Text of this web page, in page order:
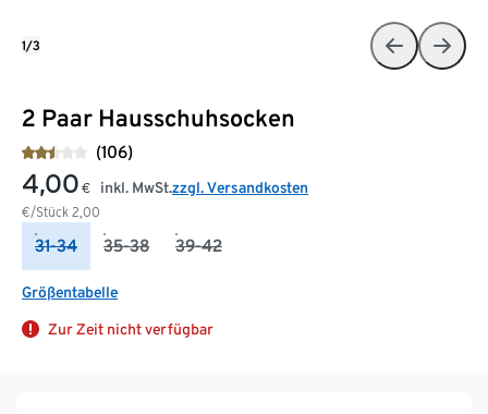
2 Paar Hausschuhsocken
(106)
4,00 €
€/Stück 2,00
inkl. MwSt.zzgl. Versandkosten
31-34 35-38 39-42
Größentabelle
Zur Zeit nicht verfügbar
1/3